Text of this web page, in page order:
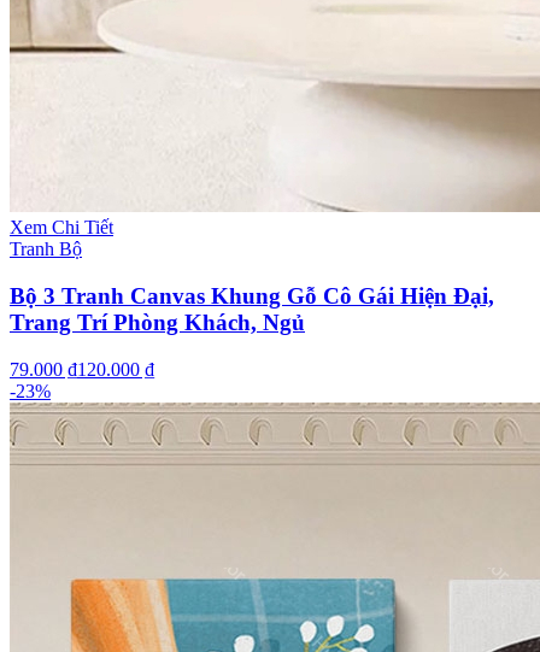
Xem Chi Tiết
Tranh Bộ
Bộ 3 Tranh Canvas Khung Gỗ Cô Gái Hiện Đại,
Trang Trí Phòng Khách, Ngủ
79.000 ₫120.000 ₫
-23%